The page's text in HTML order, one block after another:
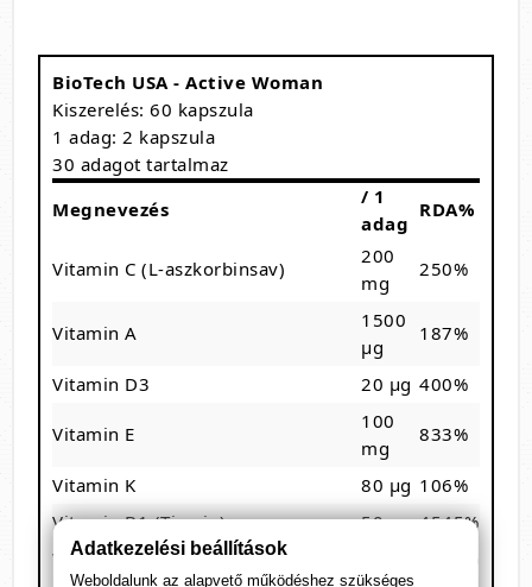
BioTech USA - Active Woman
Kiszerelés: 60 kapszula
1 adag: 2 kapszula
30 adagot tartalmaz
Megnevezés
/ 1
adag
RDA%
Vitamin C (L-aszkorbinsav)
200
mg
250%
Vitamin A
1500
µg
187%
Vitamin D3 20 µg 400%
Vitamin E
100
mg
833%
Vitamin K 80 µg 106%
Vitamin B1 (Tiamin)
50 mg4545%
Vitamin B2 (Riboflavin)
Adatkezelési beállítások
Weboldalunk az alapvető működéshez szükséges